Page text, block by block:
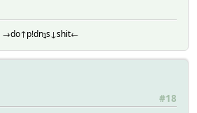
→do↑p!dnʇs↓shit←
#18